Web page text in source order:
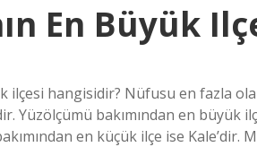
En Büyük
ilçesi hangisidir? Nüfusu en fazla
Yüzölçümü bakımından en büyük
en küçük ilçe ise Kale’dir.